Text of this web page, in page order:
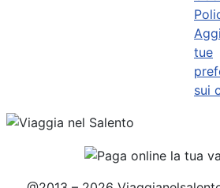
tue
sui